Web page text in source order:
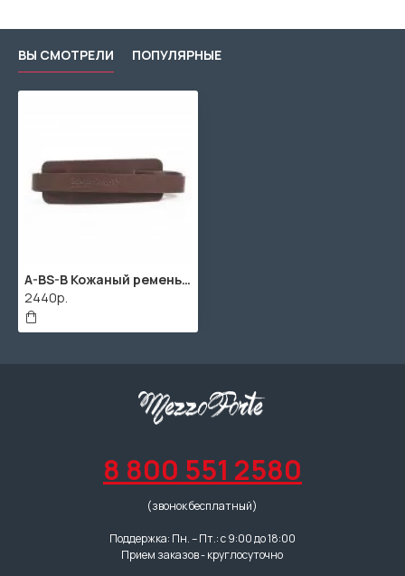
ВЫ СМОТРЕЛИ ПОПУЛЯРНЫЕ
A-BS-B Кожаный ремень для балалайки, с наплечником, коричневый, Балалайкеръ
2440р.
8 800 551 2580
(звонок бесплатный)
Поддержка: Пн. – Пт.: с 9:00 до 18:00
Прием заказов - круглосуточно